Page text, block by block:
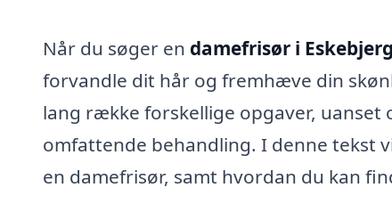
Når du søger en damefrisør i Eskebjerg
forvandle dit hår og fremhæve din
lang række forskellige opgaver, uanset
omfattende behandling. I denne tekst
en damefrisør, samt hvordan du kan